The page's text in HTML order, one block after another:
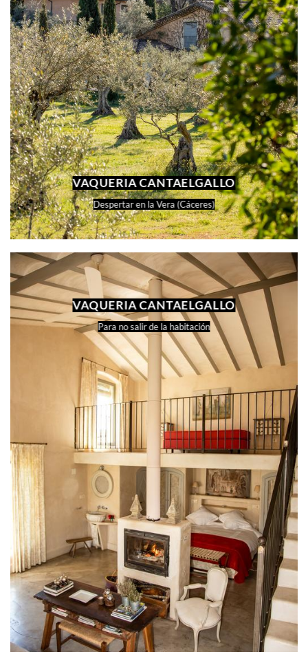
VAQUERIA CANTAELGALLO
Despertar en la Vera (Cáceres)
VAQUERIA CANTAELGALLO
Para no salir de la habitación